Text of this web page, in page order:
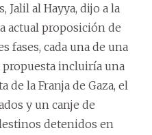
Jalil al Hayya, dijo a la
actual proposición de
fases, cada una de una
propuesta incluiría una
la Franja de Gaza, el
y un canje de
detenidos en